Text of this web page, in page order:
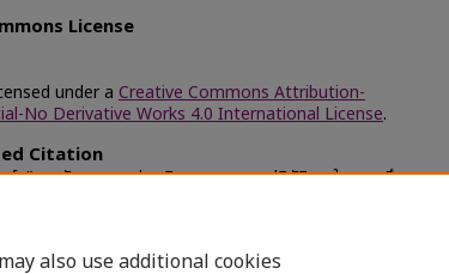
License
under a Creative Commons Attribution-
No Derivative Works 4.0 International License.
Citation
ณ์, "การพัฒนาแบบประเมินมาตรฐานการปฏิบัติงานในสถานศึกษาของ
also use additional cookies